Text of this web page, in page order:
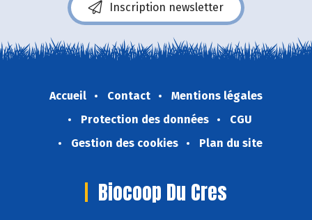
Inscription newsletter
Accueil Contact
Mentions légales
Protection des données
CGU
Gestion des cookies
Plan du site
Biocoop Du Cres